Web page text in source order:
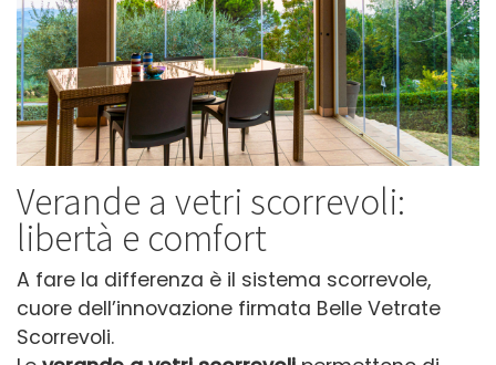
Verande a vetri scorrevoli:
libertà e comfort
A fare la differenza è il sistema scorrevole,
cuore dell’innovazione firmata Belle Vetrate
Scorrevoli.